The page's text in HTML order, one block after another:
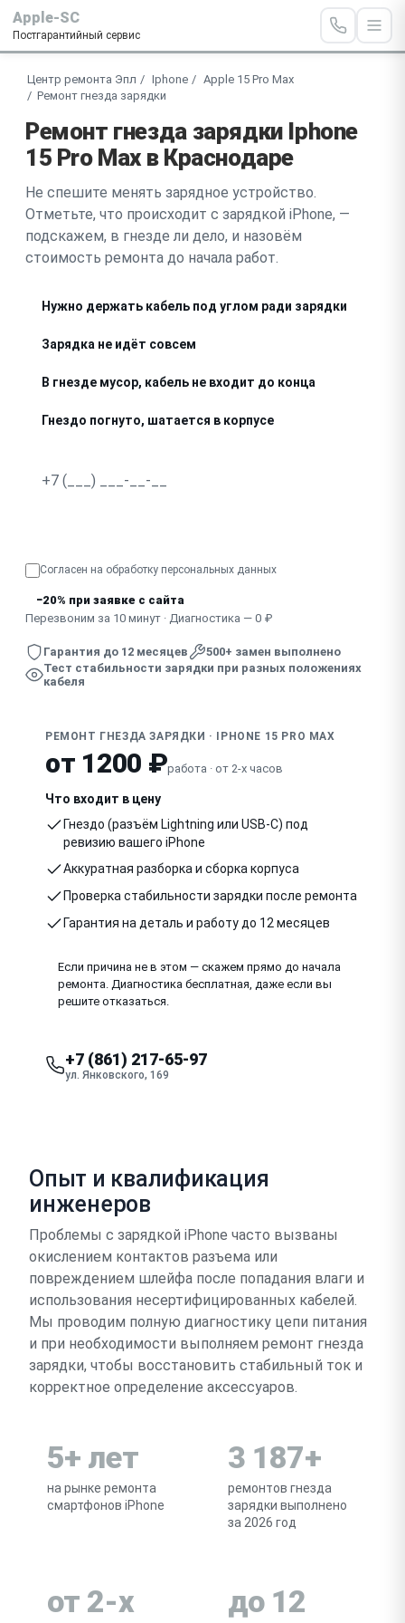
Apple-SC
Постгарантийный сервис
Центр ремонта Эпл Iphone
Apple 15 Pro Max
Ремонт гнезда зарядки
Ремонт гнезда зарядки Iphone
15 Pro Max в Краснодаре
Не спешите менять зарядное устройство.
Отметьте, что происходит с зарядкой iPhone, —
подскажем, в гнезде ли дело, и назовём
стоимость ремонта до начала работ.
Нужно держать кабель под углом ради зарядки
Зарядка не идёт совсем
В гнезде мусор, кабель не входит до конца
Гнездо погнуто, шатается в корпусе
Согласен на обработку персональных данных
−20% при заявке с сайта
Перезвоним за 10 минут · Диагностика — 0 ₽
Гарантия до 12 месяцев
500+ замен выполнено
Тест стабильности зарядки при разных положениях
кабеля
РЕМОНТ ГНЕЗДА ЗАРЯДКИ · IPHONE 15 PRO MAX
от 1200 ₽работа · от 2-х часов
Что входит в цену
Гнездо (разъём Lightning или USB-C) под
ревизию вашего iPhone
Аккуратная разборка и сборка корпуса
Проверка стабильности зарядки после ремонта
Гарантия на деталь и работу до 12 месяцев
Если причина не в этом — скажем прямо до начала
ремонта. Диагностика бесплатная, даже если вы
решите отказаться.
+7 (861) 217-65-97
ул. Янковского, 169
Опыт и квалификация
инженеров
Проблемы с зарядкой iPhone часто вызваны
окислением контактов разъема или
повреждением шлейфа после попадания влаги и
использования несертифицированных кабелей.
Мы проводим полную диагностику цепи питания
и при необходимости выполняем ремонт гнезда
зарядки, чтобы восстановить стабильный ток и
корректное определение аксессуаров.
5+ лет
на рынке ремонта
смартфонов iPhone
3 187+
ремонтов гнезда
зарядки выполнено
за 2026 год
от 2-х
до 12